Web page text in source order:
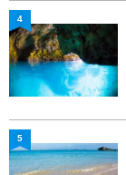
4
5